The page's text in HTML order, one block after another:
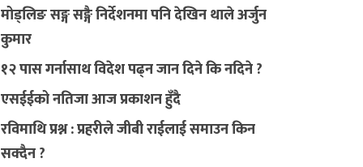
मोड्लिङ सङ्ग सङ्गै निर्देशनमा पनि देखिन थाले अर्जुन
कुमार
१२ पास गर्नासाथ विदेश पढ्न जान दिने कि नदिने ?
एसईईको नतिजा आज प्रकाशन हुँदै
रविमाथि प्रश्न : प्रहरीले जीबी राईलाई समाउन किन
सक्दैन ?